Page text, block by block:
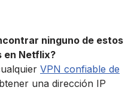
ninguno de estos
en Netflix?
VPN confiable de
una dirección IP